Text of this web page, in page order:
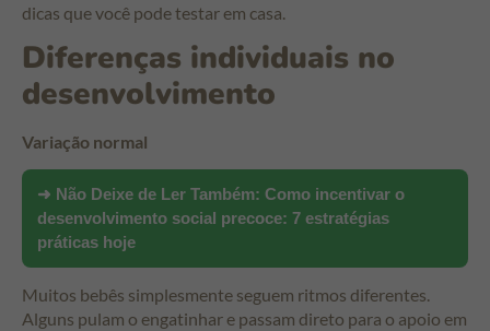
dicas que você pode testar em casa.
Diferenças individuais no
desenvolvimento
Variação normal
➜ Não Deixe de Ler Também: Como incentivar o
desenvolvimento social precoce: 7 estratégias
práticas hoje
Muitos bebês simplesmente seguem ritmos diferentes.
Alguns pulam o engatinhar e passam direto para o apoio em